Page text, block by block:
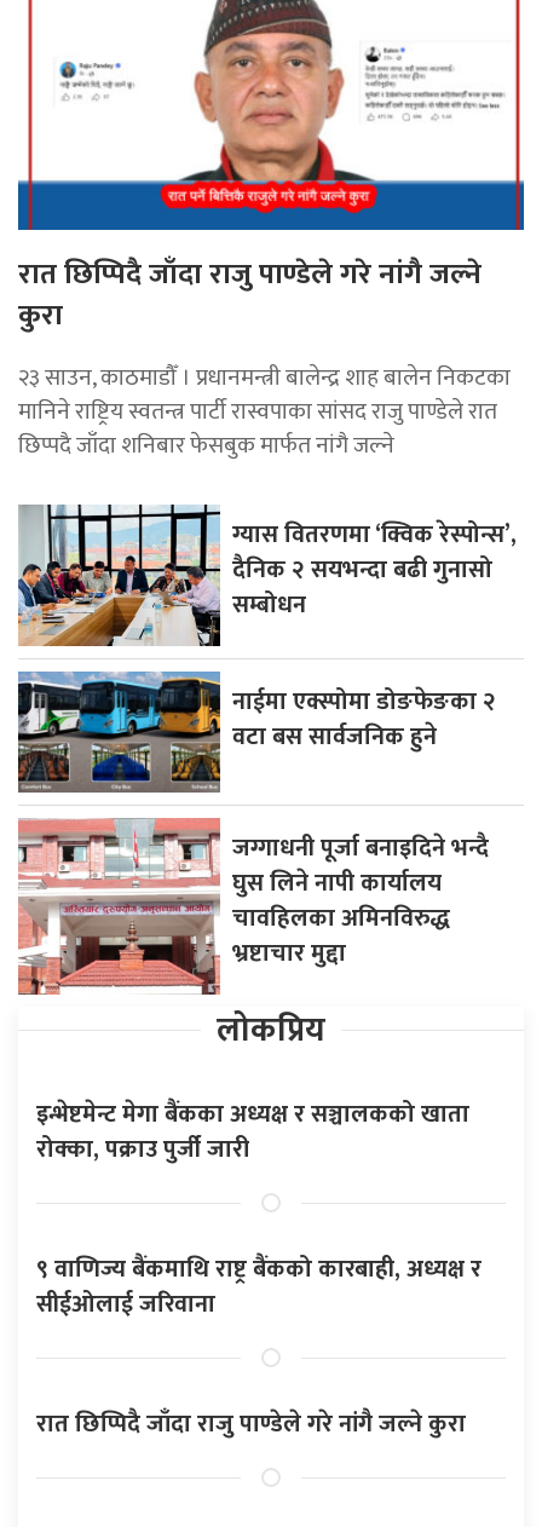
रात छिप्पिदै जाँदा राजु पाण्डेले गरे नांगै जल्ने
कुरा
२३ साउन, काठमाडौँ । प्रधानमन्त्री बालेन्द्र शाह बालेन निकटका
मानिने राष्ट्रिय स्वतन्त्र पार्टी रास्वपाका सांसद राजु पाण्डेले रात
छिप्पदै जाँदा शनिबार फेसबुक मार्फत नांगै जल्ने
ग्यास वितरणमा ‘क्विक रेस्पोन्स’,
दैनिक २ सयभन्दा बढी गुनासो
सम्बोधन
नाईमा एक्स्पोमा डोङफेङका २
वटा बस सार्वजनिक हुने
जग्गाधनी पूर्जा बनाइदिने भन्दै
घुस लिने नापी कार्यालय
चावहिलका अमिनविरुद्ध
भ्रष्टाचार मुद्दा
लोकप्रिय
इन्भेष्टमेन्ट मेगा बैंकका अध्यक्ष र सञ्चालकको खाता
रोक्का, पक्राउ पुर्जी जारी
९ वाणिज्य बैंकमाथि राष्ट्र बैंकको कारबाही, अध्यक्ष र
सीईओलाई जरिवाना
रात छिप्पिदै जाँदा राजु पाण्डेले गरे नांगै जल्ने कुरा